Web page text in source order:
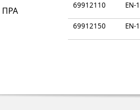
69912110 EN-
69912150 EN-